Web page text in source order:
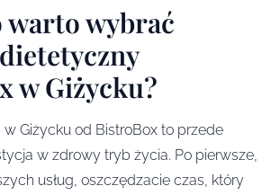
warto wybrać
w Giżycku?
w Giżycku od BistroBox to przede
w zdrowy tryb życia. Po pierwsze,
usług, oszczędzacie czas, który